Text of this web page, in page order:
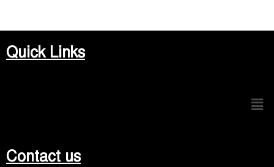
Quick Links
Contact us